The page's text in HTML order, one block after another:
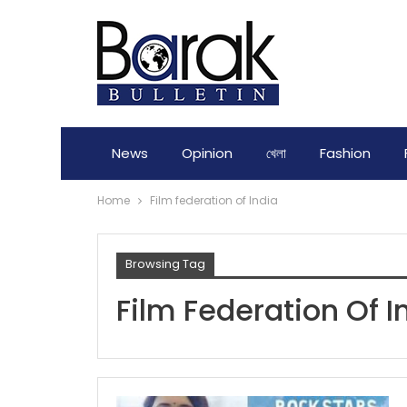
News Opinion খেলা Fashion
Home Film federation of India
Browsing Tag
Film Federation Of